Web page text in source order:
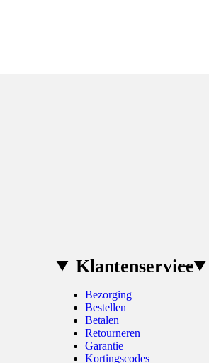
Klantenservice
Bezorging
Bestellen
Betalen
Retourneren
Garantie
Kortingscodes